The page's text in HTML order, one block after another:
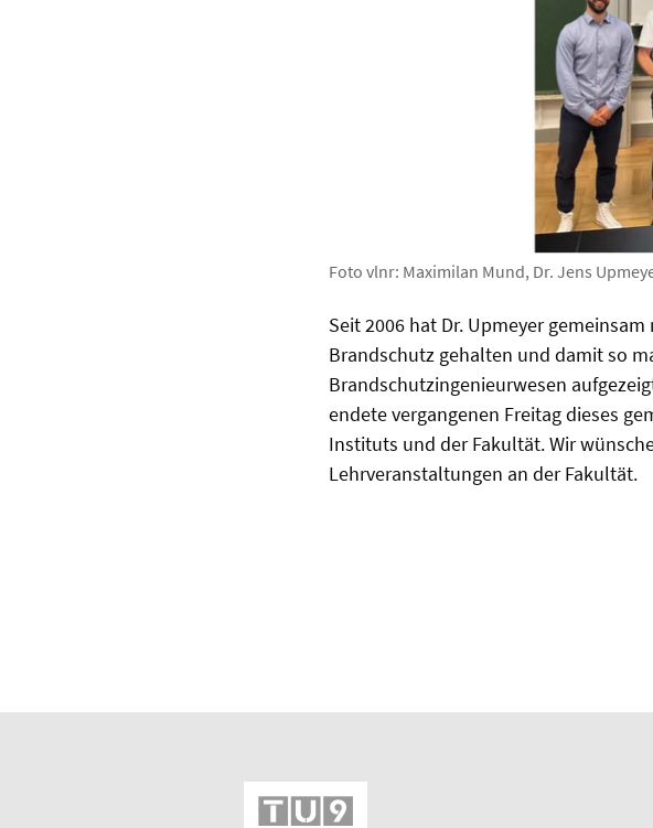
Foto vlnr: Maximilan Mund, Dr. Jens
Seit 2006 hat Dr. Upmeyer
Brandschutz gehalten und damit so
Brandschutzingenieurwesen
endete vergangenen Freitag dieses
Instituts und der Fakultät. Wir
Lehrveranstaltungen an der Fakultät.